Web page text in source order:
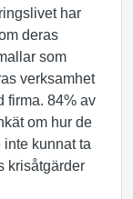
har
deras
som
verksamhet
firma. 84% av
om hur de
kunnat ta
krisåtgärder